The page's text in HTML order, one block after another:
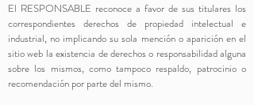
El RESPONSABLE reconoce a favor de sus titulares los
correspondientes derechos de propiedad intelectual e
industrial, no implicando su sola mención o aparición en el
sitio web la existencia de derechos o responsabilidad alguna
sobre los mismos, como tampoco respaldo, patrocinio o
recomendación por parte del mismo.